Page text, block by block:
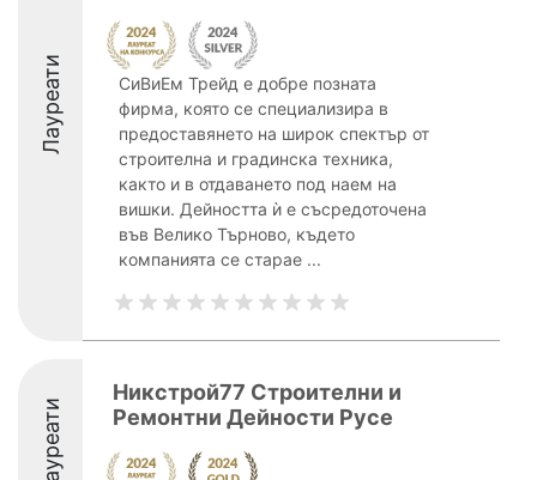
Лауреати
СиВиЕм Трейд е добре позната
фирма, която се специализира в
предоставянето на широк спектър от
строителна и градинска техника,
както и в отдаването под наем на
вишки. Дейността ѝ е съсредоточена
във Велико Търново, където
компанията се старае ...
Лауреати
Никстрой77 Строителни и
Ремонтни Дейности Русе